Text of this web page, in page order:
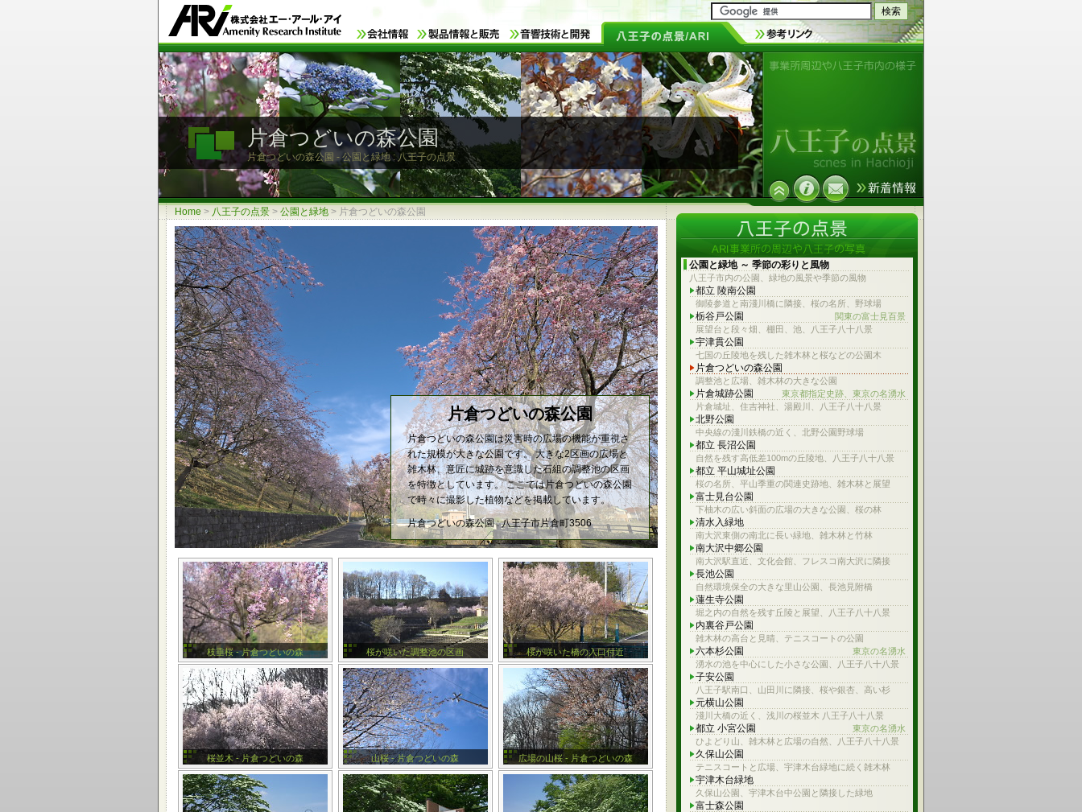
片倉つどいの森公園
片倉つどいの森公園 - 公園と緑地 : 八王子の点景
Home > 八王子の点景 > 公園と緑地 > 片倉つどいの森公園
片倉つどいの森公園
片倉つどいの森公園は災害時の広場の機能が重視さ
れた規模が大きな公園です。 大きな2区画の広場と
雑木林、意匠に城跡を意識した石組の調整池の区画
を特徴としています。 ここでは片倉つどいの森公園
で時々に撮影した植物などを掲載しています。
片倉つどいの森公園 : 八王子市片倉町3506
枝垂桜 - 片倉つどいの森 桜が咲いた調整池の区画 桜が咲いた橋の入口付近
桜並木 - 片倉つどいの森 山桜 - 片倉つどいの森 広場の山桜 - 片倉つどいの森
公園と緑地 ～ 季節の彩りと風物
八王子市内の公園、緑地の風景や季節の風物
都立 陵南公園
御陵参道と南淺川橋に隣接、桜の名所、野球場
栃谷戸公園
関東の富士見百景
展望台と段々畑、棚田、池、八王子八十八景
宇津貫公園
七国の丘陵地を残した雑木林と桜などの公園木
片倉つどいの森公園
調整池と広場、雑木林の大きな公園
片倉城跡公園
東京都指定史跡、東京の名湧水
片倉城址、住吉神社、湯殿川、八王子八十八景
北野公園
中央線の淺川鉄橋の近く、北野公園野球場
都立 長沼公園
自然を残す高低差100mの丘陵地、八王子八十八景
都立 平山城址公園
桜の名所、平山季重の関連史跡地、雑木林と展望
富士見台公園
下柚木の広い斜面の広場の大きな公園、桜の林
清水入緑地
南大沢東側の南北に長い緑地、雑木林と竹林
南大沢中郷公園
南大沢駅直近、文化会館、フレスコ南大沢に隣接
長池公園
自然環境保全の大きな里山公園、長池見附橋
蓮生寺公園
堀之内の自然を残す丘陵と展望、八王子八十八景
内裏谷戸公園
雑木林の高台と見晴、テニスコートの公園
六本杉公園
東京の名湧水
湧水の池を中心にした小さな公園、八王子八十八景
子安公園
八王子駅南口、山田川に隣接、桜や銀杏、高い杉
元横山公園
淺川大橋の近く、浅川の桜並木 八王子八十八景
都立 小宮公園
東京の名湧水
ひよどり山、雑木林と広場の自然、八王子八十八景
久保山公園
テニスコートと広場、宇津木台緑地に続く雑木林
宇津木台緑地
久保山公園、宇津木台中公園と隣接した緑地
富士森公園